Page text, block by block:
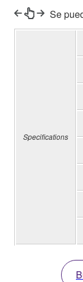
Se
Specifications